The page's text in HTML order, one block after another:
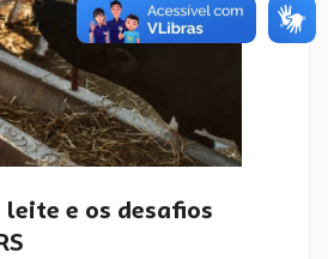
e os desafios